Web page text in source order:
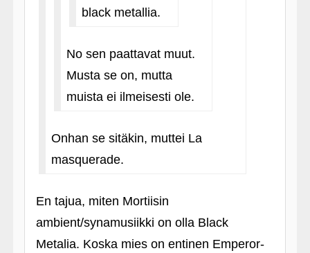
black metallia.
No sen paattavat muut.
Musta se on, mutta
muista ei ilmeisesti ole.
Onhan se sitäkin, muttei La
masquerade.
En tajua, miten Mortiisin
ambient/synamusiikki on olla Black
Metalia. Koska mies on entinen Emperor-